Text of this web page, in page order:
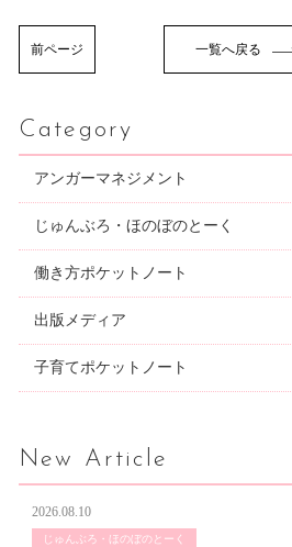
前ページ 一覧へ戻る
Category
アンガーマネジメント
じゅんぶろ・ほのぼのとーく
働き方ポケットノート
出版メディア
子育てポケットノート
New Article
2026.08.10
じゅんぶろ・ほのぼのとーく